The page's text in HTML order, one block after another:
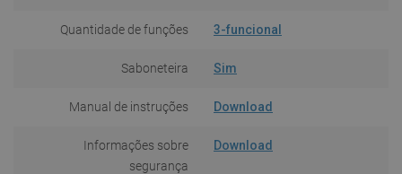
Quantidade de funções 3-funcional
Saboneteira Sim
Manual de instruções Download
Informações sobre
segurança
Download